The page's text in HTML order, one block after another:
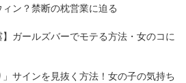
ン？禁断の枕営業に迫る
】ガールズバーでモテる方法・女のコに
サインを見抜く方法！女の子の気持ち